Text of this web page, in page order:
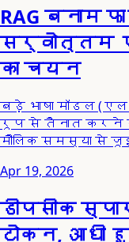
RAG बनाम
सर्वोत्तम
का चयन
बड़े भाषा मॉडल
रूप से तैनात करने
मौलिक समस्या से
Apr 19, 2026
डीपसीक
टोकन, आधी